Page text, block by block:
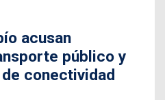
acusan
público y
conectividad